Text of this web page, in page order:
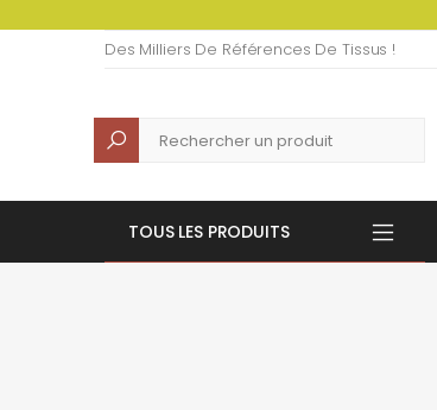
Des Milliers De Références De Tissus !
Recherche
TOUS LES PRODUITS